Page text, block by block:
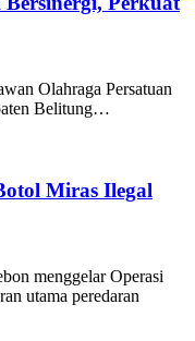
Olahraga Persatuan
Belitung…
Miras Ilegal
menggelar Operasi
utama peredaran